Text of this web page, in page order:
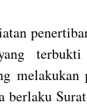
berlaku